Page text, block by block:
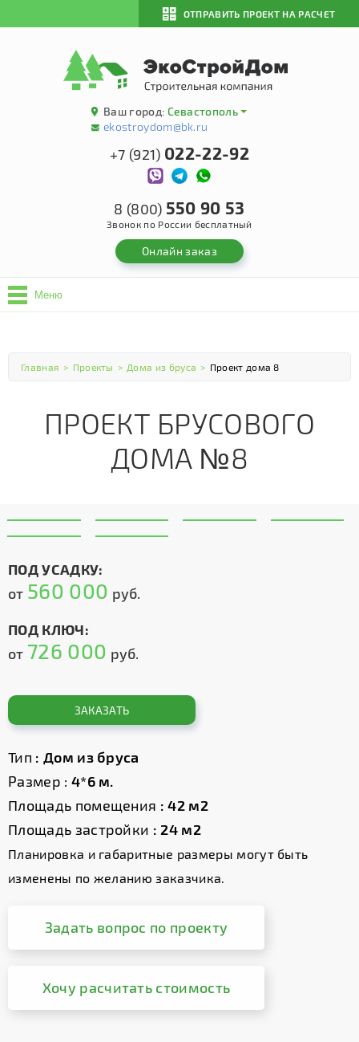
ОТПРАВИТЬ ПРОЕКТ НА РАСЧЕТ
Ваш город: Севастополь
ekostroydom@bk.ru
+7 (921) 022-22-92
8 (800) 550 90 53
Звонок по России бесплатный
Онлайн заказ
Меню
Главная > Проекты > Дома из бруса > Проект дома 8
ПРОЕКТ БРУСОВОГО
ДОМА №8
ПОД УСАДКУ:
от 560 000 руб.
ПОД КЛЮЧ:
от 726 000 руб.
ЗАКАЗАТЬ
Тип : Дом из бруса
Размер : 4*6 м.
Площадь помещения : 42 м2
Площадь застройки : 24 м2
Планировка и габаритные размеры могут быть
изменены по желанию заказчика.
Задать вопрос по проекту
Хочу расчитать стоимость